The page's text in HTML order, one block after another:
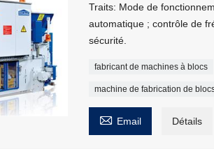
Traits: Mode de
automatique ; contrôle de
sécurité.
fabricant de machines à blocs
machine de fabrication de
 Email Détails